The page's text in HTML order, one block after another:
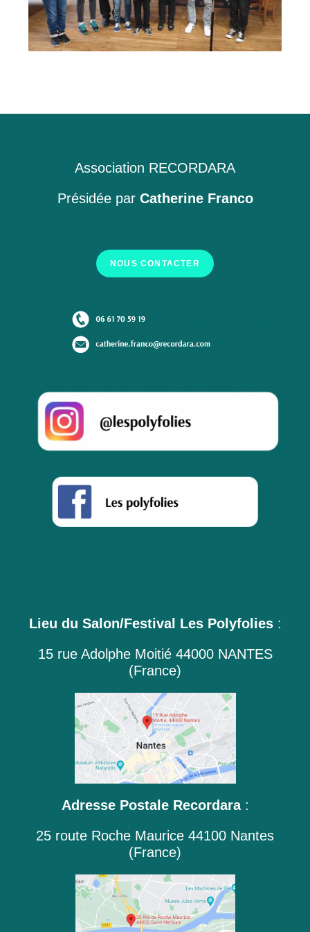
Association RECORDARA
Présidée par Catherine Franco
NOUS CONTACTER
Lieu du Salon/Festival Les Polyfolies:
15 rue Adolphe Moitié 44000 NANTES
(France)
Adresse Postale Recordara:
25 route Roche Maurice 44100 Nantes
(France)